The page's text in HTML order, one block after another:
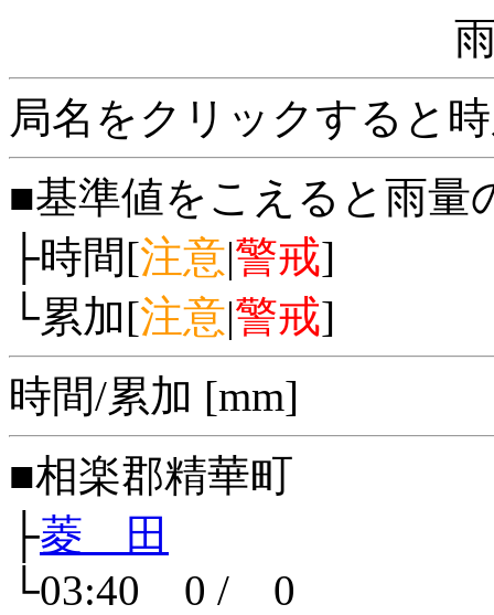
局名をクリックすると
■基準値をこえると雨量
├時間[注意|警戒]
└累加[注意|警戒]
時間/累加 [mm]
■相楽郡精華町
├菱 田
└03:40 0 / 0